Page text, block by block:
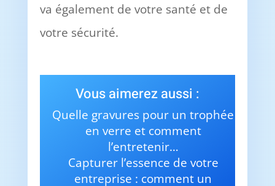
va également de votre santé et de
votre sécurité.
Vous aimerez aussi :
Quelle gravures pour un trophée
en verre et comment
l’entretenir…
Capturer l’essence de votre
entreprise : comment un